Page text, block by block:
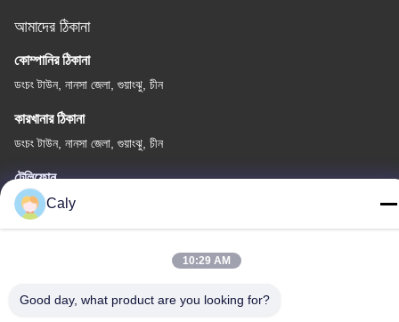
আমাদের ঠিকানা
কোম্পানির ঠিকানা
ডংচং টাউন, নানসা জেলা, গুয়াংঝু, চীন
কারখানার ঠিকানা
ডংচং টাউন, নানসা জেলা, গুয়াংঝু, চীন
টেলিফোন
86--8619898299923
চীন ভালো মানের বৈদ্যুতিক পর্যটন কার সরবরাহকারী। কপিরাইট © -2026 Guangzhou
Caly
10:29 AM
Good day, what product are you looking for?